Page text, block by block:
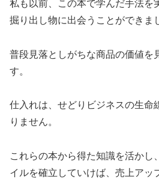
私も以前、この本で学んだ手法を
掘り出し物に出会うことができま
普段見落としがちな商品の価値を
す。
仕入れは、せどりビジネスの生命
りません。
これらの本から得た知識を活かし
イルを確立していけば、売上アッ